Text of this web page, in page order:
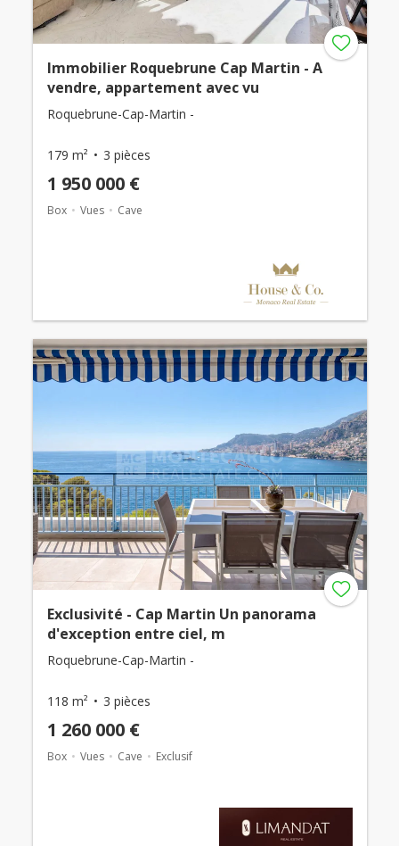
Immobilier Roquebrune Cap Martin - A
vendre, appartement avec vu
Roquebrune-Cap-Martin -
179 m² 3 pièces
1 950 000 €
Box Vues Cave
Exclusivité - Cap Martin Un panorama
d'exception entre ciel, m
Roquebrune-Cap-Martin -
118 m² 3 pièces
1 260 000 €
Box Vues Cave Exclusif